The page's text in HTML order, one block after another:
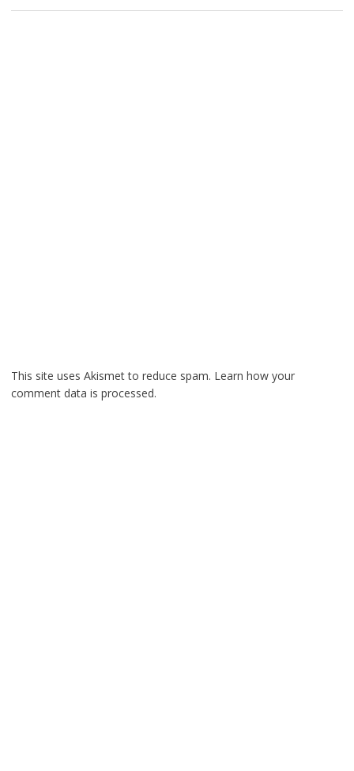
This site uses Akismet to reduce spam. Learn how your
comment data is processed.